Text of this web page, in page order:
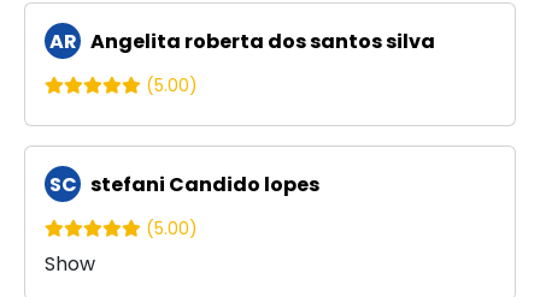
AR Angelita roberta dos santos silva
(5.00)
SC stefani Candido lopes
(5.00)
Show